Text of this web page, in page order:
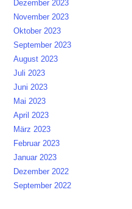
Dezember 2023
November 2023
Oktober 2023
September 2023
August 2023
Juli 2023
Juni 2023
Mai 2023
April 2023
März 2023
Februar 2023
Januar 2023
Dezember 2022
September 2022